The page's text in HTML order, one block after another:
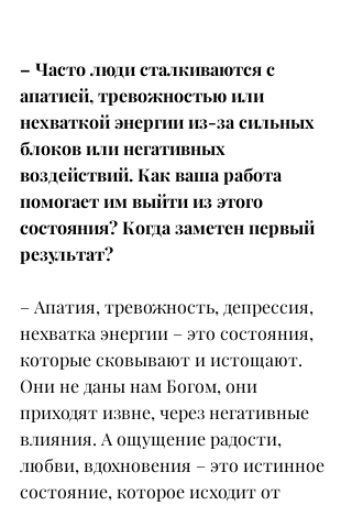
– Часто люди сталкиваются с
апатией, тревожностью или
нехваткой энергии из-за сильных
блоков или негативных
воздействий. Как ваша работа
помогает им выйти из этого
состояния? Когда заметен первый
результат?
– Апатия, тревожность, депрессия,
нехватка энергии – это состояния,
которые сковывают и истощают.
Они не даны нам Богом, они
приходят извне, через негативные
влияния. А ощущение радости,
любви, вдохновения – это истинное
состояние, которое исходит от